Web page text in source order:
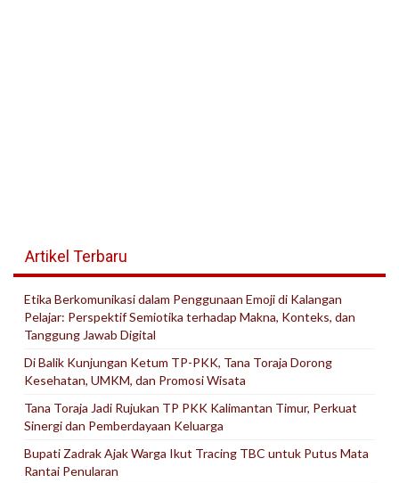
Artikel Terbaru
Etika Berkomunikasi dalam Penggunaan Emoji di Kalangan
Pelajar: Perspektif Semiotika terhadap Makna, Konteks, dan
Tanggung Jawab Digital
Di Balik Kunjungan Ketum TP-PKK, Tana Toraja Dorong
Kesehatan, UMKM, dan Promosi Wisata
Tana Toraja Jadi Rujukan TP PKK Kalimantan Timur, Perkuat
Sinergi dan Pemberdayaan Keluarga
Bupati Zadrak Ajak Warga Ikut Tracing TBC untuk Putus Mata
Rantai Penularan